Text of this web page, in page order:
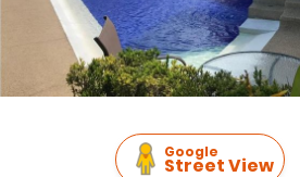
Google
Street View